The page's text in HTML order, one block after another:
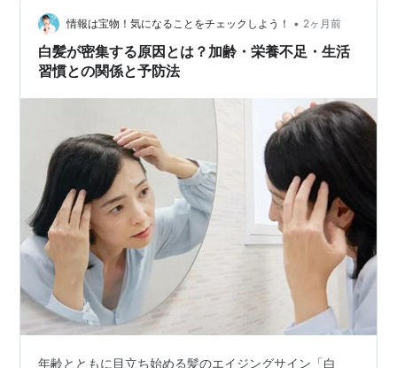
情報は宝物！気になることをチェックしよう！ • 2ヶ月前
白髪が密集する原因とは？加齢・栄養不足・生活
習慣との関係と予防法
年齢とともに目立ち始める髪のエイジングサイン「白